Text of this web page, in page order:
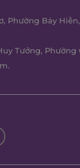
Phường Bảy
Tưởng, Phường